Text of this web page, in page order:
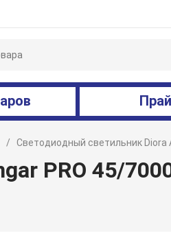
Светодиодный светильник Diora
PRO 45/